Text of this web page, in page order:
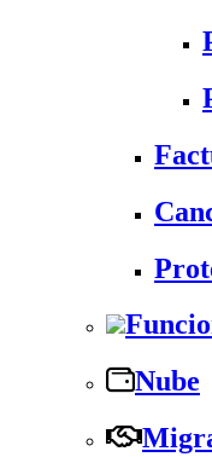
Nube